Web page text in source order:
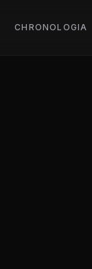
CHRONOLOGIA